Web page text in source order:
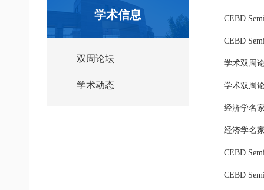
学术信息
双周论坛
学术动态
CEBD
CEBD
学术双周
学术双周
经济学名
经济学名
CEBD
CEBD